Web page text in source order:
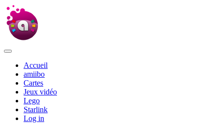
Accueil
amiibo
Cartes
Jeux vidéo
Lego
Starlink
Log in